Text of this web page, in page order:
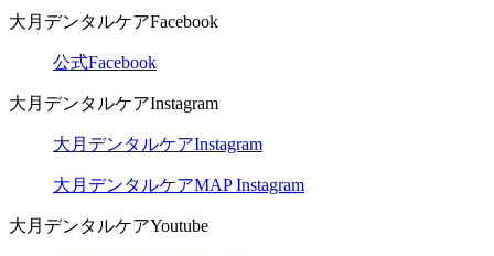
大月デンタルケアFacebook
公式Facebook
大月デンタルケアInstagram
大月デンタルケアInstagram
大月デンタルケアMAP Instagram
大月デンタルケアYoutube